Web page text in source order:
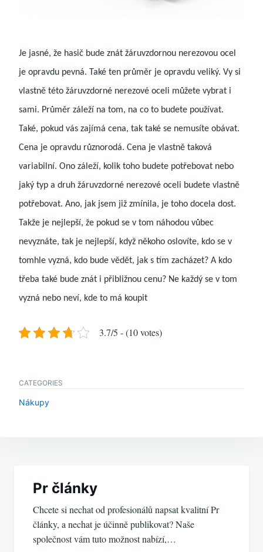
Je jasné, že hasič bude znát žáruvzdornou nerezovou ocel
je opravdu pevná. Také ten průměr je opravdu veliký. Vy si
vlastně této žáruvzdorné nerezové oceli můžete vybrat i
sami. Průměr záleží na tom, na co to budete používat.
Také, pokud vás zajímá cena, tak také se nemusíte obávat.
Cena je opravdu různorodá. Cena je vlastně taková
variabilní. Ono záleží, kolik toho budete potřebovat nebo
jaký typ a druh žáruvzdorné nerezové oceli budete vlastně
potřebovat. Ano, jak jsem již zmínila, je toho docela dost.
Takže je nejlepší, že pokud se v tom náhodou vůbec
nevyznáte, tak je nejlepší, když někoho oslovíte, kdo se v
tomhle vyzná, kdo bude vědět, jak s tím zacházet? A kdo
třeba také bude znát i přibližnou cenu? Ne každý se v tom
vyzná nebo neví, kde to má koupit
3.7/5 - (10 votes)
CATEGORIES
Nákupy
pro
příspěvek
Pr články
Chcete si nechat od profesionálů napsat kvalitní Pr
články, a nechat je účinně publikovat? Naše
společnost vám tuto možnost nabízí,…